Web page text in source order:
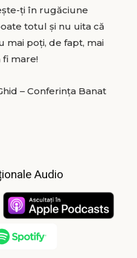
ți în rugăciune
totul și nu uita că
mai poți, de fapt, mai
fi mare!
– Conferința Banat
Audio